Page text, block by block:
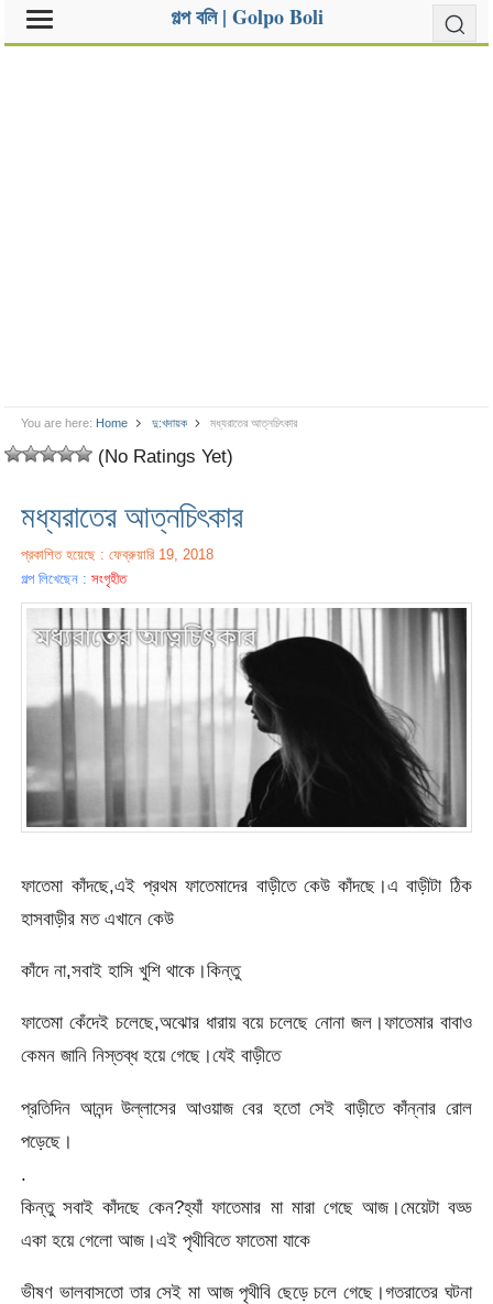
গল্প বলি | Golpo Boli
You are here: Home দু:খদায়ক মধ্যরাতের আত্নচিৎকার
(No Ratings Yet)
মধ্যরাতের আত্নচিৎকার
প্রকাশিত হয়েছে : ফেব্রুয়ারি 19, 2018
গল্প লিখেছেন :সংগৃহীত
ফাতেমা কাঁদছে,এই প্রথম ফাতেমাদের বাড়ীতে কেউ কাঁদছে।এ বাড়ীটা ঠিক
হাসবাড়ীর মত এখানে কেউ
কাঁদে না,সবাই হাসি খুশি থাকে।কিন্তু
ফাতেমা কেঁদেই চলেছে,অঝোর ধারায় বয়ে চলেছে নোনা জল।ফাতেমার বাবাও
কেমন জানি নিস্তব্ধ হয়ে গেছে।যেই বাড়ীতে
প্রতিদিন আনন্দ উল্লাসের আওয়াজ বের হতো সেই বাড়ীতে কাঁন্নার রোল
পড়েছে।
.
কিন্তু সবাই কাঁদছে কেন?হ্যাঁ ফাতেমার মা মারা গেছে আজ।মেয়েটা বড্ড
একা হয়ে গেলো আজ।এই পৃথীবিতে ফাতেমা যাকে
ভীষণ ভালবাসতো তার সেই মা আজ পৃথীবি ছেড়ে চলে গেছে।গতরাতের ঘটনা